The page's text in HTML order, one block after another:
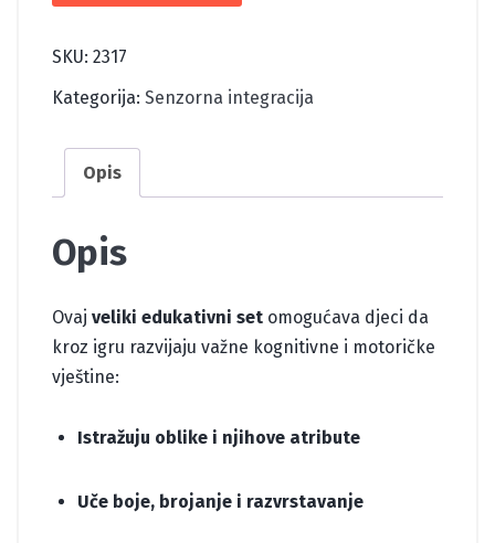
UČENJE
količina
SKU: 2317
Kategorija: Senzorna integracija
Opis
Opis
Ovaj veliki edukativni set omogućava djeci da
kroz igru razvijaju važne kognitivne i motoričke
vještine:
Istražuju oblike i njihove atribute
Uče boje, brojanje i razvrstavanje